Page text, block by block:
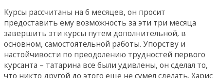
Курсы рассчитаны на 6 месяцев, он просит
предоставить ему возможность за эти три месяца
завершить эти курсы путем дополнительной, в
основном, самостоятельной работы. Упорству и
настойчивости по преодолению трудностей первого
курсанта – татарина все были удивлены, он сделал то,
что никто другой до этого еще не сумел сделать. Харис